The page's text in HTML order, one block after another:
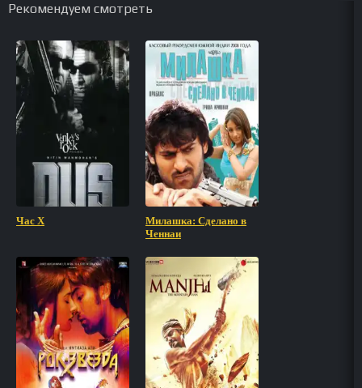
Рекомендуем смотреть
Час Х
Милашка: Сделано в
Ченнаи